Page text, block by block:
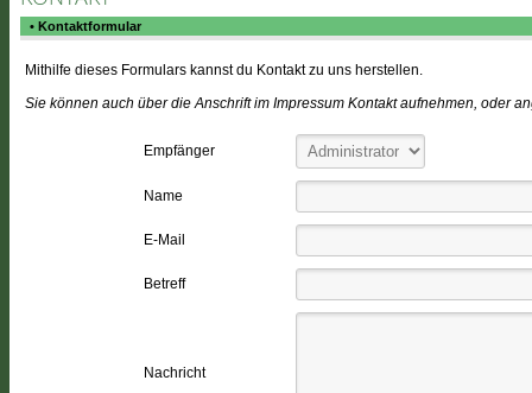
• Kontaktformular
Mithilfe dieses Formulars kannst du Kontakt zu uns herstellen.
Sie können auch über die Anschrift im Impressum Kontakt aufnehmen, oder
Empfänger
Name
E-Mail
Betreff
Nachricht